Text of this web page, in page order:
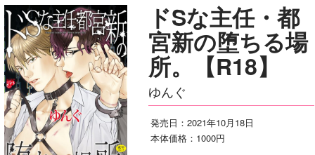
ドSな主任・都
宮新の堕ちる場
所。【R18】
ゆんぐ
発売日：2021年10月18日
本体価格：1000円